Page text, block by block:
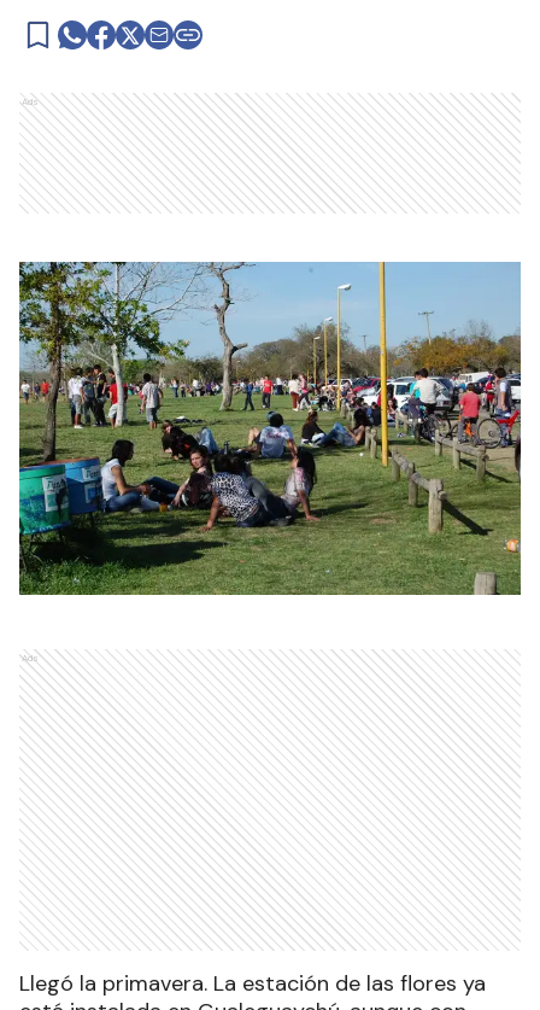
Ads
Ads
Llegó la primavera. La estación de las flores ya